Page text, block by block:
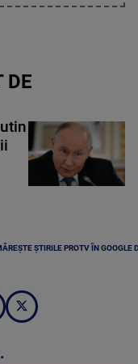
DE
ȘTIRILE PROTV ÎN GOOGLE